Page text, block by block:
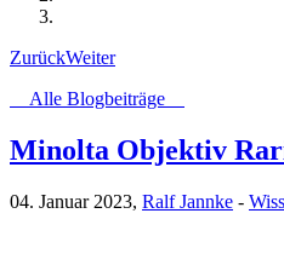
ZurückWeiter
Alle Blogbeiträge
Minolta Objektiv
04. Januar 2023, Ralf Jannke -